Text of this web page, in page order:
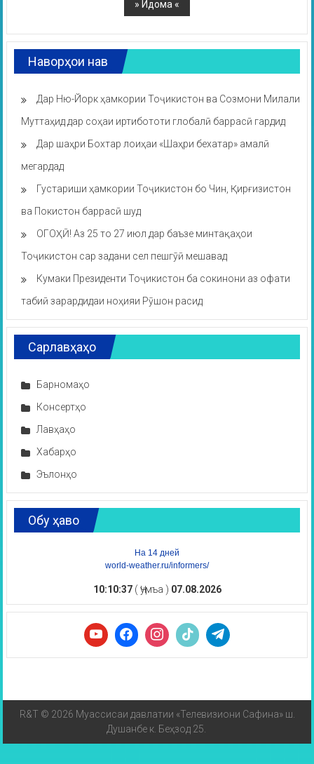
Наворҳои нав
Дар Ню-Йорк ҳамкории Тоҷикистон ва Созмони Милали
Муттаҳид дар соҳаи иртибототи глобалӣ баррасӣ гардид
Дар шаҳри Бохтар лоиҳаи «Шаҳри бехатар» амалӣ
мегардад
Густариши ҳамкории Тоҷикистон бо Чин, Қирғизистон
ва Покистон баррасӣ шуд
ОГОҲӢ! Аз 25 то 27 июл дар баъзе минтақаҳои
Тоҷикистон сар задани сел пешгӯӣ мешавад
Кумаки Президенти Тоҷикистон ба сокинони аз офати
табиӣ зарардидаи ноҳияи Рӯшон расид
Сарлавҳаҳо
Барномаҳо
Консертҳо
Лавҳаҳо
Хабарҳо
Эълонҳо
Обу ҳаво
На 14 дней
world-weather.ru/informers/
10:10:37( Ҷумъа ) 07.08.2026
R&T © 2026 Муассисаи давлатии «Телевизиони Сафина» ш.
Душанбе к. Беҳзод 25.